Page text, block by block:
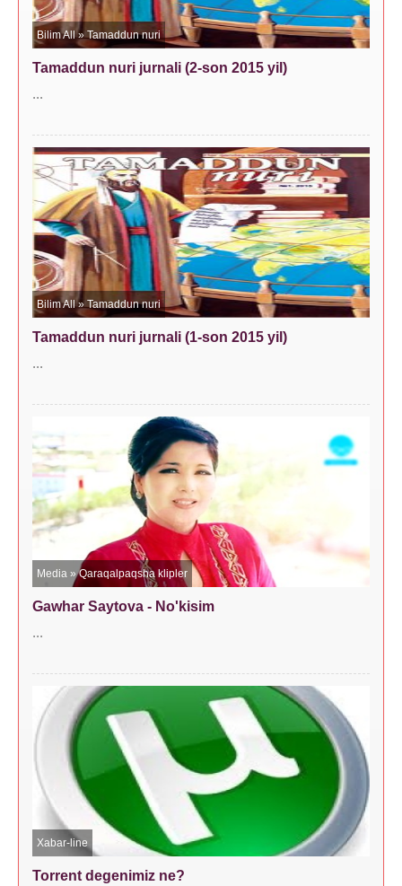
Bilim All» Tamaddun nuri
Tamaddun nuri jurnali (2-son 2015 yil)
...
Bilim All» Tamaddun nuri
Tamaddun nuri jurnali (1-son 2015 yil)
...
Media »Qaraqalpaqsha klipler
Gawhar Saytova - No'kisim
...
Xabar-line
Torrent degenimiz ne?